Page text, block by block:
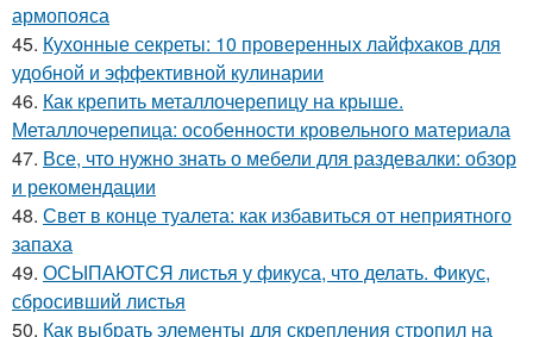
армопояса
45. Кухонные секреты: 10 проверенных лайфхаков для
удобной и эффективной кулинарии
46. Как крепить металлочерепицу на крыше.
Металлочерепица: особенности кровельного материала
47. Все, что нужно знать о мебели для раздевалки: обзор
и рекомендации
48. Свет в конце туалета: как избавиться от неприятного
запаха
49. ОСЫПАЮТСЯ листья у фикуса, что делать. Фикус,
сбросивший листья
50. Как выбрать элементы для скрепления стропил на